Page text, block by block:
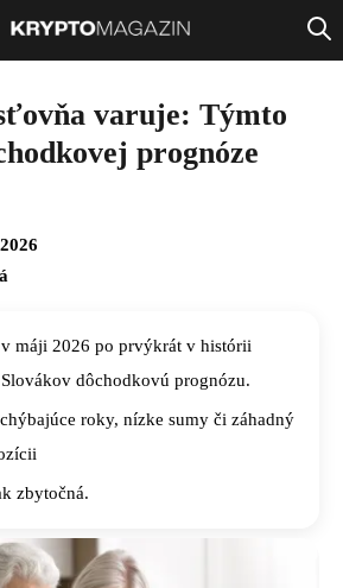
varuje: Týmto
prognóze
máji 2026 po prvýkrát v histórii
dôchodkovú prognózu.
roky, nízke sumy či záhadný
zbytočná.